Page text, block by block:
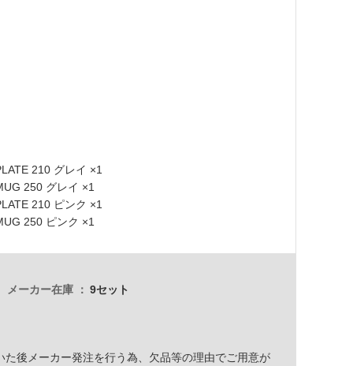
210 グレイ ×1
250 グレイ ×1
210 ピンク ×1
250 ピンク ×1
メーカー在庫 9セット
た後メーカー発注を行う為、欠品等の理由でご用意が